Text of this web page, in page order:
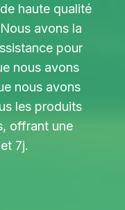
haute qualité
avons la
pour
nous avons
nous avons
les produits
offrant une
7j.